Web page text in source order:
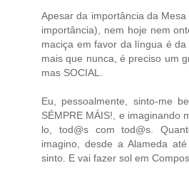
Apesar da importância da
importância), nem hoje nem
maciça em favor da língua é
mais que nunca, é preciso um
mas SOCIAL.
Eu, pessoalmente, sinto-me
SÉMPRE MÁIS!, e imaginando
lo, tod@s com tod@s.
imagino, desde a Alameda
sinto. E vai fazer sol em